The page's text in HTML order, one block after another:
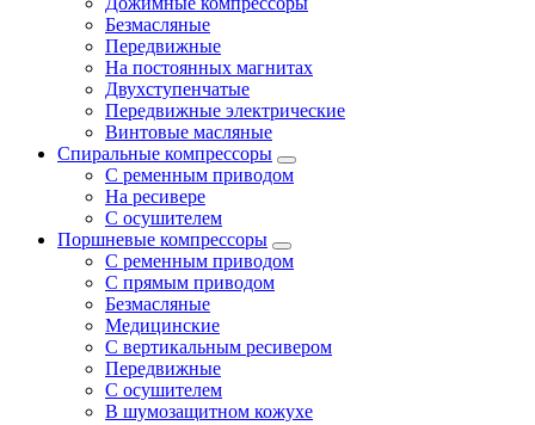
Безмасляные
Передвижные
На постоянных магнитах
Двухступенчатые
Передвижные электрические
Винтовые масляные
Спиральные компрессоры
С ременным приводом
На ресивере
С осушителем
Поршневые компрессоры
С ременным приводом
С прямым приводом
Безмасляные
Медицинские
С вертикальным ресивером
Передвижные
С осушителем
В шумозащитном кожухе